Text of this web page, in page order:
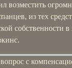
возместить
из тех
собственности
с